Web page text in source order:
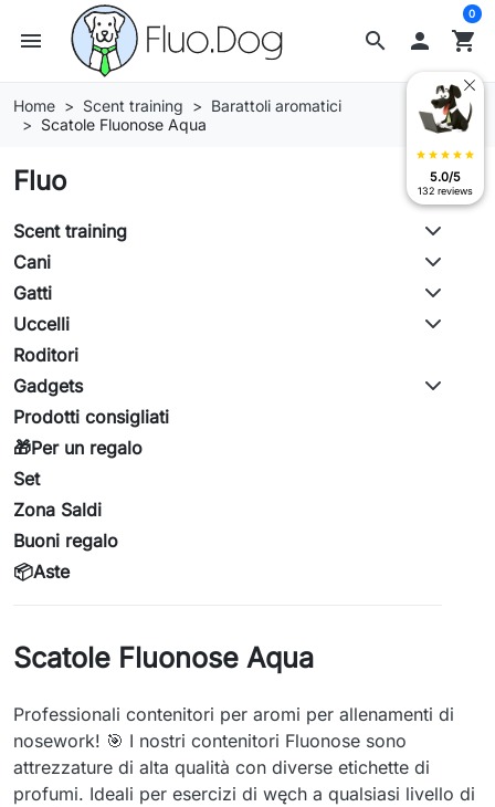
search
menu  shopping_cart
0
Home Scent training
Barattoli aromatici
Scatole Fluonose Aqua
Fluo
Scent training
Cani
Gatti
Uccelli
Roditori
Gadgets
Prodotti consigliati
🎁Per un regalo
Set
Zona Saldi
Buoni regalo
📦Aste
Scatole Fluonose Aqua
Professionali contenitori per aromi per allenamenti di
nosework! 🎯 I nostri contenitori Fluonose sono
attrezzature di alta qualità con diverse etichette di
profumi. Ideali per esercizi di węch a qualsiasi livello di
star star star star star
5.0/5
132 reviews